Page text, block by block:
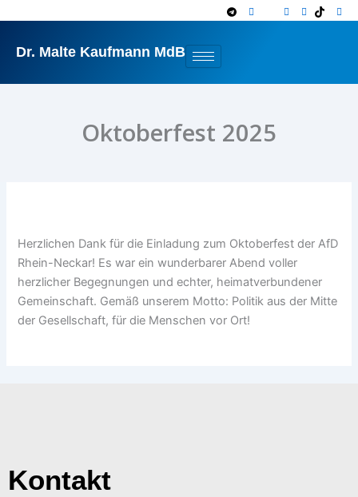
springen
Dr. Malte Kaufmann MdB
Oktoberfest 2025
Herzlichen Dank für die Einladung zum Oktoberfest der AfD
Rhein-Neckar! Es war ein wunderbarer Abend voller
herzlicher Begegnungen und echter, heimatverbundener
Gemeinschaft. Gemäß unserem Motto: Politik aus der Mitte
der Gesellschaft, für die Menschen vor Ort!
Kontakt